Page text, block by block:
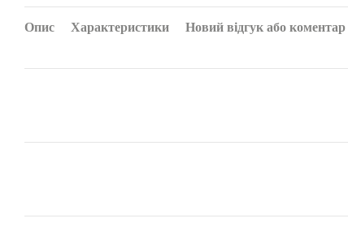
Опис Характеристики Новий відгук або коментар